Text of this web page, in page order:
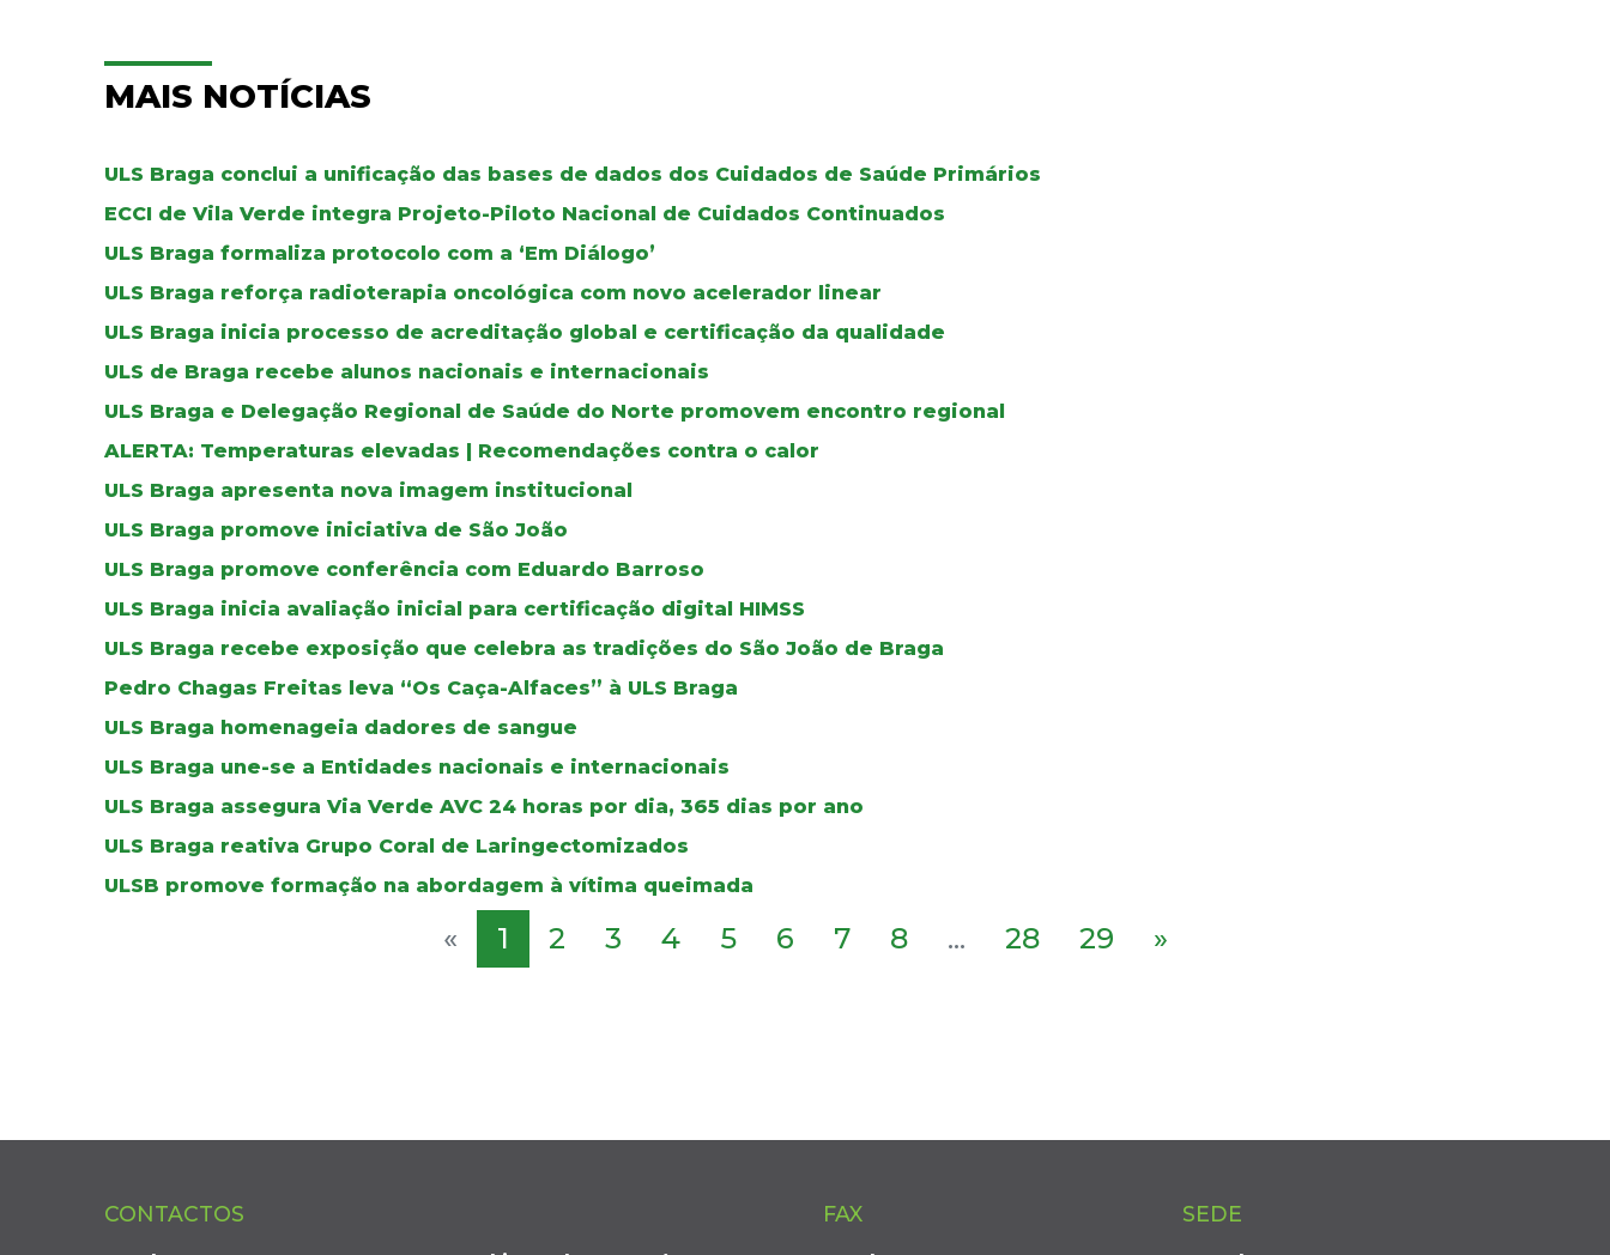
MAIS NOTÍCIAS
ULS Braga conclui a unificação das bases de dados dos Cuidados de Saúde Primários
ECCI de Vila Verde integra Projeto-Piloto Nacional de Cuidados Continuados
ULS Braga formaliza protocolo com a ‘Em Diálogo’
ULS Braga reforça radioterapia oncológica com novo acelerador linear
ULS Braga inicia processo de acreditação global e certificação da qualidade
ULS de Braga recebe alunos nacionais e internacionais
ULS Braga e Delegação Regional de Saúde do Norte promovem encontro regional
ALERTA: Temperaturas elevadas | Recomendações contra o calor
ULS Braga apresenta nova imagem institucional
ULS Braga promove iniciativa de São João
ULS Braga promove conferência com Eduardo Barroso
ULS Braga inicia avaliação inicial para certificação digital HIMSS
ULS Braga recebe exposição que celebra as tradições do São João de Braga
Pedro Chagas Freitas leva “Os Caça-Alfaces” à ULS Braga
ULS Braga homenageia dadores de sangue
ULS Braga une-se a Entidades nacionais e internacionais
ULS Braga assegura Via Verde AVC 24 horas por dia, 365 dias por ano
ULS Braga reativa Grupo Coral de Laringectomizados
ULSB promove formação na abordagem à vítima queimada
« 1 2 3 4 5 6 7 8 ... 28 29 »
CONTACTOS FAX SEDE